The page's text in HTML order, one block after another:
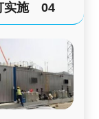
实施 04